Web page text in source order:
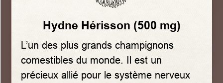
Hydne Hérisson (500 mg)
L’un des plus grands champignons
comestibles du monde. Il est un
précieux allié pour le système nerveux